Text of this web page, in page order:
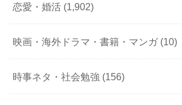
恋愛・婚活 (1,902)
映画・海外ドラマ・書籍・マンガ (10)
時事ネタ・社会勉強 (156)